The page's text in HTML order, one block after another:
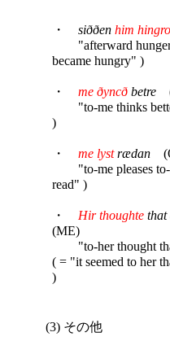
・ siððen him
"afterward
became hungry" )
・ me ðyncð betre
"to-me thinks
)
・ me lystrædan
"to-me pleases to-
read" )
・ Hir thoughte that
(ME)
"to-her thought that
( = "it seemed to her
)
(3) その他